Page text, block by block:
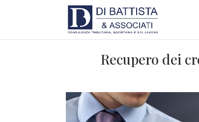
Recupero dei